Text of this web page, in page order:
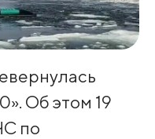
Об этом 19
по